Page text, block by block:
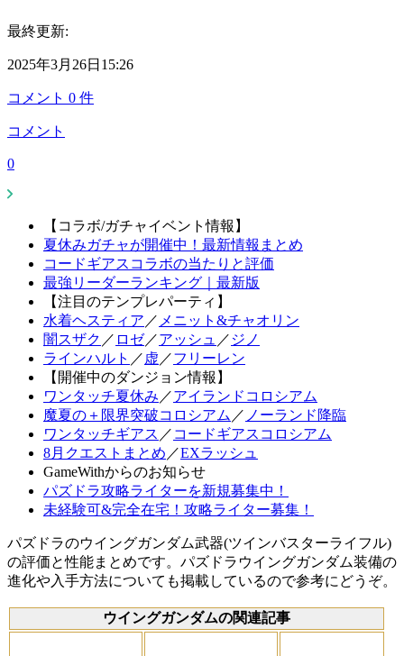
最終更新:
2025年3月26日15:26
コメント 0 件
コメント
0
【コラボ/ガチャイベント情報】
夏休みガチャが開催中！最新情報まとめ
コードギアスコラボの当たりと評価
最強リーダーランキング｜最新版
【注目のテンプレパーティ】
水着ヘスティア ／ メニット&チャオリン
闇スザク ／ ロゼ／アッシュ ／ ジノ
ラインハルト ／ 虚 ／フリーレン
【開催中のダンジョン情報】
ワンタッチ夏休み ／アイランドコロシアム
魔夏の＋限界突破コロシアム ／ ノーランド降臨
ワンタッチギアス ／ コードギアスコロシアム
8月クエストまとめ ／EXラッシュ
GameWithからのお知らせ
パズドラ攻略ライターを新規募集中！
未経験可&完全在宅！攻略ライター募集！
パズドラのウイングガンダム武器(ツインバスターライフル)
の評価と性能まとめです。パズドラウイングガンダム装備の
進化や入手方法についても掲載しているので参考にどうぞ。
ウイングガンダムの関連記事